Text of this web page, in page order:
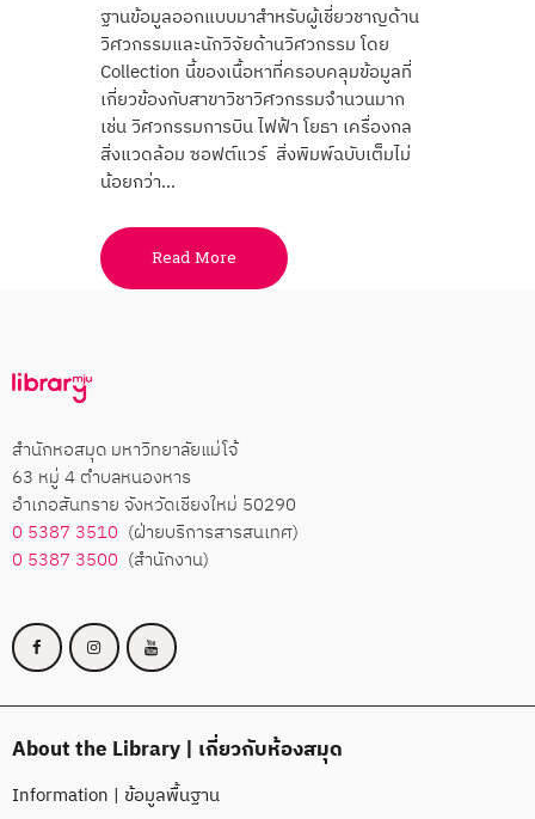
ฐานข้อมูลออกแบบมาสำหรับผู้เชี่ยวชาญด้าน
วิศวกรรมและนักวิจัยด้านวิศวกรรม โดย
Collection นี้ของเนื้อหาที่ครอบคลุมข้อมูลที่
เกี่ยวข้องกับสาขาวิชาวิศวกรรมจำนวนมาก
เช่น วิศวกรรมการบิน ไฟฟ้า โยธา เครื่องกล
สิ่งแวดล้อม ซอฟต์แวร์ สิ่งพิมพ์ฉบับเต็มไม่
น้อยกว่า…
Read More
สำนักหอสมุด มหาวิทยาลัยแม่โจ้
63 หมู่ 4 ตำบลหนองหาร
อำเภอสันทราย จังหวัดเชียงใหม่ 50290
0 5387 3510 (ฝ่ายบริการสารสนเทศ)
0 5387 3500 (สำนักงาน)
About the Library | เกี่ยวกับห้องสมุด
Information | ข้อมูลพื้นฐาน